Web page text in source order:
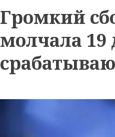
Громкий
молчала 19